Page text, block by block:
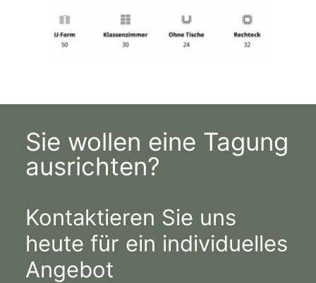
Sie wollen eine Tagung
ausrichten?
Kontaktieren Sie uns
heute für ein individuelles
Angebot